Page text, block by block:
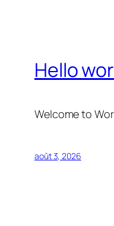
Hello
Welcome to
août 3, 2026